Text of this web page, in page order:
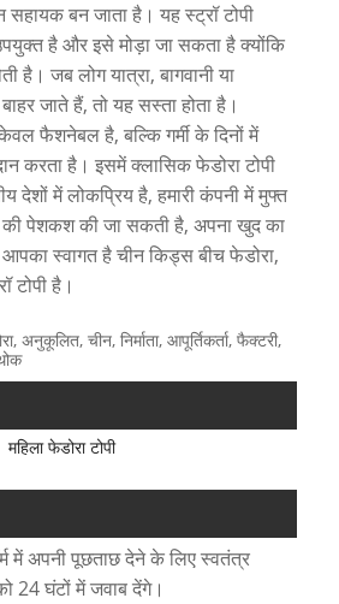
सहायक बन जाता है। यह स्ट्रॉ टोपी
है और इसे मोड़ा जा सकता है क्योंकि
है। जब लोग यात्रा, बागवानी या
जाते हैं, तो यह सस्ता होता है।
फैशनेबल है, बल्कि गर्मी के दिनों में
करता है। इसमें क्लासिक फेडोरा टोपी
देशों में लोकप्रिय है, हमारी कंपनी में मुफ्त
की पेशकश की जा सकती है, अपना खुद का
स्वागत है चीन किड्स बीच फेडोरा,
टोपी है।
अनुकूलित, चीन, निर्माता, आपूर्तिकर्ता, फैक्टरी,
महिला फेडोरा टोपी
में अपनी पूछताछ देने के लिए स्वतंत्र
घंटों में जवाब देंगे।